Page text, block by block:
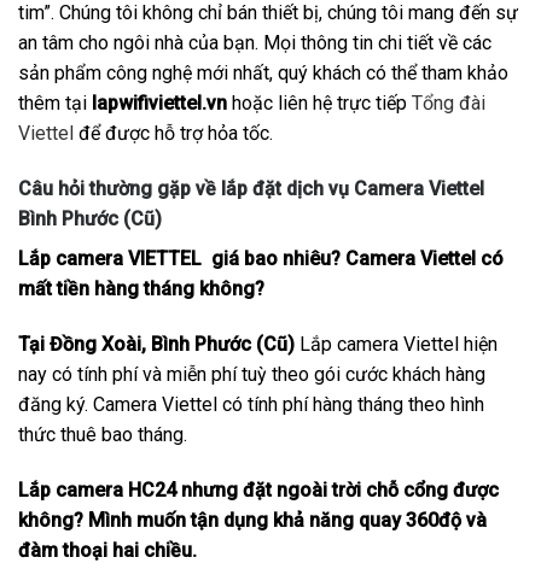
tim”. Chúng tôi không chỉ bán thiết bị, chúng tôi mang đến sự
an tâm cho ngôi nhà của bạn. Mọi thông tin chi tiết về các
sản phẩm công nghệ mới nhất, quý khách có thể tham khảo
thêm tại lapwifiviettel.vn hoặc liên hệ trực tiếp Tổng đài
Viettel để được hỗ trợ hỏa tốc.
Câu hỏi thường gặp về lắp đặt dịch vụ Camera Viettel
Bình Phước (Cũ)
Lắp camera VIETTEL giá bao nhiêu? Camera Viettel có
mất tiền hàng tháng không?
Tại Đồng Xoài, Bình Phước (Cũ) Lắp camera Viettel hiện
nay có tính phí và miễn phí tuỳ theo gói cước khách hàng
đăng ký. Camera Viettel có tính phí hàng tháng theo hình
thức thuê bao tháng.
Lắp camera HC24 nhưng đặt ngoài trời chỗ cổng được
không? Mình muốn tận dụng khả năng quay 360độ và
đàm thoại hai chiều.